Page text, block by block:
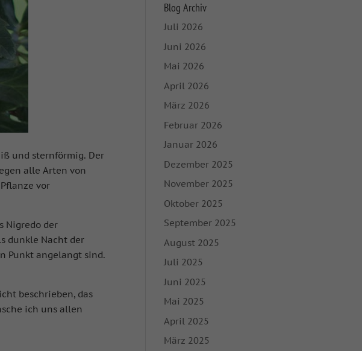
und sternförmig. Der
alle Arten von
vor
Nigredo der
dunkle Nacht der
Punkt angelangt sind.
beschrieben, das
ich uns allen
Blog Archiv
Juli 2026
Juni 2026
Mai 2026
April 2026
März 2026
Februar 2026
Januar 2026
Dezember 2025
November 2025
Oktober 2025
September 2025
August 2025
Juli 2025
Juni 2025
Mai 2025
April 2025
März 2025